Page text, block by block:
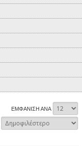
ΕΜΦΑΝΙΣΗ ΑΝΑ